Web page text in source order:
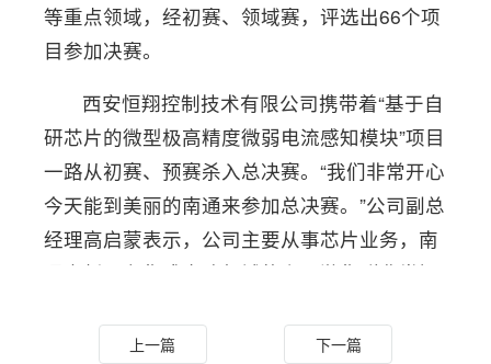
等重点领域，经初赛、领域赛，评选出66个项
目参加决赛。
西安恒翔控制技术有限公司携带着“基于自
研芯片的微型极高精度微弱电流感知模块”项目
一路从初赛、预赛杀入总决赛。“我们非常开心
今天能到美丽的南通来参加总决赛。”公司副总
经理高启蒙表示，公司主要从事芯片业务，南
通高新区在集成电路领域的上下游集群非常知
家推广我们的产品，同时也非常期待能有机会
上一篇 下一篇